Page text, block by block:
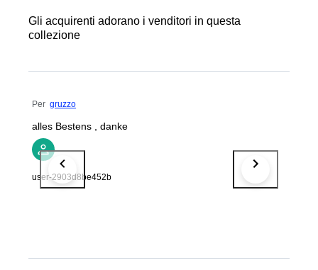
Gli acquirenti adorano i venditori in questa
collezione
Per gruzzo
alles Bestens , danke
user-2903d8be452b